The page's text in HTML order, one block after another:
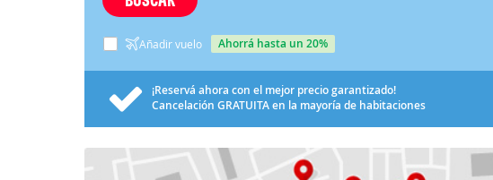
Añadir vuelo ahorrá hasta un 20%
¡Reservá ahora con el mejor precio garantizado!
Cancelación GRATUITAen la mayoría de habitaciones